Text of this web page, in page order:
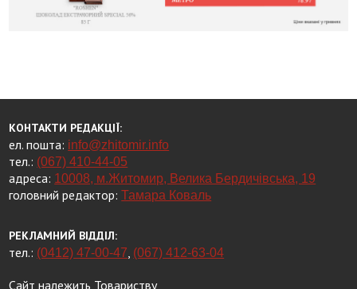
КОНТАКТИ РЕДАКЦІЇ:
ел. пошта: info@zhitomir.info
тел.: (067) 410-44-05
адреса: 10008, м.Житомир, Велика Бердичівська, 19
головний редактор:Тамара Коваль
РЕКЛАМНИЙ ВІДДІЛ:
тел.: (0412) 47-00-47, (067) 412-63-04
Сайт належить Товариству